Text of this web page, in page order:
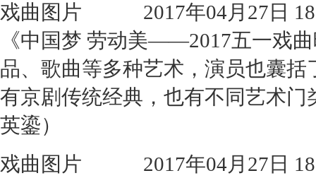
戏曲图片 2017年04月27日
《中国梦 劳动美——2017五一戏
品、歌曲等多种艺术，演员也囊
有京剧传统经典，也有不同艺术
英鎏）
戏曲图片 2017年04月27日